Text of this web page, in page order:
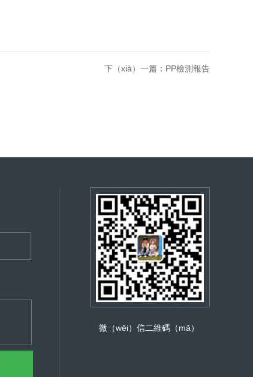
下（xià）一篇： PP檢測報告
微（wēi）信二維碼（mǎ）